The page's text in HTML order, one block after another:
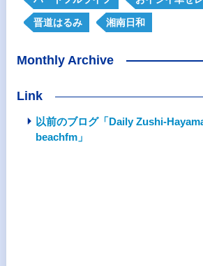
晋道はるみ 湘南日和
Monthly Archive
Link
以前のブログ「Daily Zushi-
beachfm」